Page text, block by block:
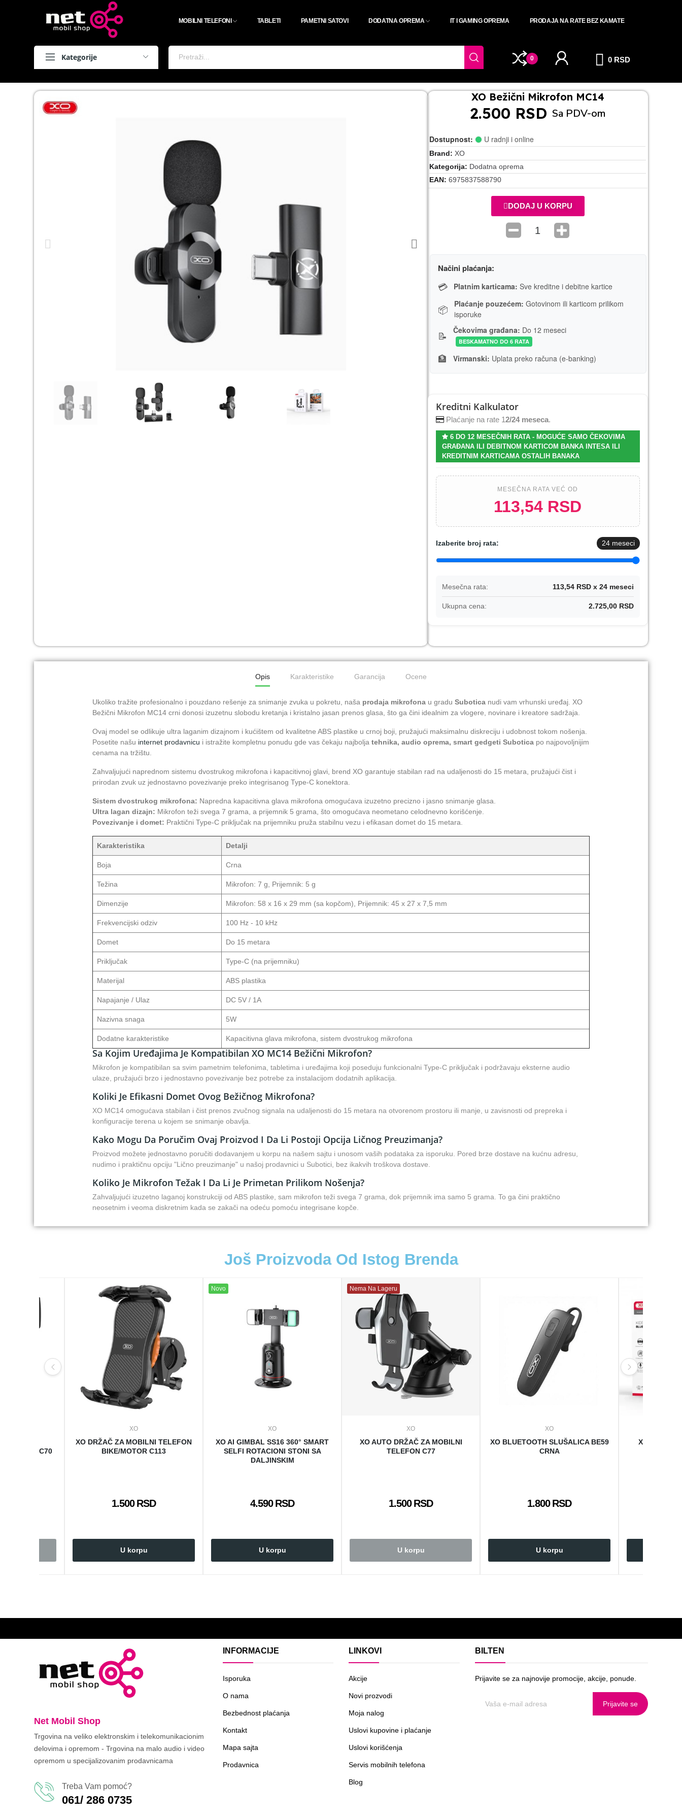
MOBILNI TELEFONI TABLETI PAMETNI SATOVI DODATNA OPREMA IT I GAMING OPREMA PRODAJA NA RATE BEZ KAMATE
Kategorije 0 0 RSD
XO Bežični Mikrofon MC14
2.500 RSD Sa PDV-om
Dostupnost: U radnji i online
Brand
XO
Kategorija
Dodatna oprema
EAN 6975837588790
DODAJ U KORPU
Načini plaćanja:
💳 Platnim karticama: Sve kreditne i debitne kartice
📦 Plaćanje pouzećem: Gotovinom ili karticom prilikom
isporuke
📝 Čekovima građana: Do 12 meseci
BESKAMATNO DO 6 RATA
🏦 Virmanski: Uplata preko računa (e-banking)
Kreditni Kalkulator
Plaćanje na rate 12/24 meseca.
6 DO 12 MESEČNIH RATA - MOGUĆE SAMO ČEKOVIMA
GRAĐANA ILI DEBITNOM KARTICOM BANKA INTESA ILI
KREDITNIM KARTICAMA OSTALIH BANAKA
MESEČNA RATA VEĆ OD
113,54 RSD
Izaberite broj rata: 24meseci
Mesečna rata: 113,54 RSD x 24 meseci
Ukupna cena: 2.725,00 RSD
Opis Karakteristike Garancija Ocene
Ukoliko tražite profesionalno i pouzdano rešenje za snimanje zvuka u pokretu, naša prodaja mikrofona u gradu Subotica nudi vam vrhunski uređaj. XO
Bežični Mikrofon MC14 crni donosi izuzetnu slobodu kretanja i kristalno jasan prenos glasa, što ga čini idealnim za vlogere, novinare i kreatore sadržaja.
Ovaj model se odlikuje ultra laganim dizajnom i kućištem od kvalitetne ABS plastike u crnoj boji, pružajući maksimalnu diskreciju i udobnost tokom nošenja.
Posetite našu internet prodavnicu i istražite kompletnu ponudu gde vas čekaju najbolja tehnika, audio oprema, smart gedgeti Subotica po najpovoljnijim
cenama na tržištu.
Zahvaljujući naprednom sistemu dvostrukog mikrofona i kapacitivnoj glavi, brend XO garantuje stabilan rad na udaljenosti do 15 metara, pružajući čist i
prirodan zvuk uz jednostavno povezivanje preko integrisanog Type-C konektora.
Sistem dvostrukog mikrofona: Napredna kapacitivna glava mikrofona omogućava izuzetno precizno i jasno snimanje glasa.
Ultra lagan dizajn: Mikrofon teži svega 7 grama, a prijemnik 5 grama, što omogućava neometano celodnevno korišćenje.
Povezivanje i domet: Praktični Type-C priključak na prijemniku pruža stabilnu vezu i efikasan domet do 15 metara.
Karakteristika Detalji
Boja Crna
Težina Mikrofon: 7 g, Prijemnik: 5 g
Dimenzije Mikrofon: 58 x 16 x 29 mm (sa kopčom), Prijemnik: 45 x 27 x 7,5 mm
Frekvencijski odziv 100 Hz - 10 kHz
Domet Do 15 metara
Priključak Type-C (na prijemniku)
Materijal ABS plastika
Napajanje / Ulaz DC 5V / 1A
Nazivna snaga 5W
Dodatne karakteristike Kapacitivna glava mikrofona, sistem dvostrukog mikrofona
Sa Kojim Uređajima Je Kompatibilan XO MC14 Bežični Mikrofon?
Mikrofon je kompatibilan sa svim pametnim telefonima, tabletima i uređajima koji poseduju funkcionalni Type-C priključak i podržavaju eksterne audio
ulaze, pružajući brzo i jednostavno povezivanje bez potrebe za instalacijom dodatnih aplikacija.
Koliki Je Efikasni Domet Ovog Bežičnog Mikrofona?
XO MC14 omogućava stabilan i čist prenos zvučnog signala na udaljenosti do 15 metara na otvorenom prostoru ili manje, u zavisnosti od prepreka i
konfiguracije terena u kojem se snimanje obavlja.
Kako Mogu Da Poručim Ovaj Proizvod I Da Li Postoji Opcija Ličnog Preuzimanja?
Proizvod možete jednostavno poručiti dodavanjem u korpu na našem sajtu i unosom vaših podataka za isporuku. Pored brze dostave na kućnu adresu,
nudimo i praktičnu opciju "Lično preuzimanje" u našoj prodavnici u Subotici, bez ikakvih troškova dostave.
Koliko Je Mikrofon Težak I Da Li Je Primetan Prilikom Nošenja?
Zahvaljujući izuzetno laganoj konstrukciji od ABS plastike, sam mikrofon teži svega 7 grama, dok prijemnik ima samo 5 grama. To ga čini praktično
neosetnim i veoma diskretnim kada se zakači na odeću pomoću integrisane kopče.
Još Proizvoda Od Istog Brenda
C70
XO
XO DRŽAČ ZA MOBILNI TELEFON
BIKE/MOTOR C113
1.500 RSD
U korpu
Novo
XO
XO AI GIMBAL SS16 360° SMART
SELFI ROTACIONI STONI SA
DALJINSKIM
4.590 RSD
U korpu
Nema Na Lageru
XO
XO AUTO DRŽAČ ZA MOBILNI
TELEFON C77
1.500 RSD
U korpu
XO
XO BLUETOOTH SLUŠALICA BE59
CRNA
1.800 RSD
U korpu
XO
Net Mobil Shop
Trgovina na veliko elektronskim i telekomunikacionim
delovima i opremom - Trgovina na malo audio i video
opremom u specijalizovanim prodavnicama
Treba Vam pomoć?
061/ 286 0735
INFORMACIJE
Isporuka
O nama
Bezbednost plaćanja
Kontakt
Mapa sajta
Prodavnica
LINKOVI
Akcije
Novi prozvodi
Moja nalog
Uslovi kupovine i plaćanje
Uslovi korišćenja
Servis mobilnih telefona
Blog
BILTEN
Prijavite se za najnovije promocije, akcije, ponude.
Prijavite se